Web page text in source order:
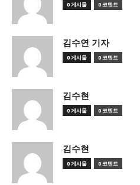
0 게시물 0 코멘트
김수연 기자
0 게시물 0 코멘트
김수현
0 게시물 0 코멘트
김수현
0 게시물 0 코멘트